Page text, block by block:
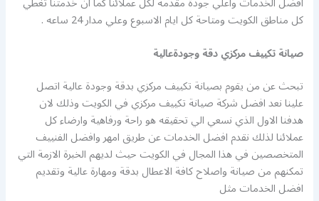
كل مناطق الكويت ومتاحة كل ايام الاسبوع وعلي مدار 24 ساعه .
صيانة تكييف مركزي دقة وجودةعالية
تبحث عن من يقوم بصيانة تكييف مركزي بدقة وجودة عالية اتصل
علينا نعد افضل شركة صيانة تكييف مركزي في الكويت وذلك لان
هدفنا الاول الذي نسعي الي تحقيقه هو راحة ورفاهية وارضاء كل
عملائنا لذلك نقدم افضل الخدمات عن طريق امهر وافضل الفنييف
المتخصصين في هذا المجال في الكويت حيث لديهم الخبرة الازمة التي
تمكنهم من صيانة واصلاح كافة الاعطال بدقة ومهارة عالية وتقديم
افضل الخدمات مثل